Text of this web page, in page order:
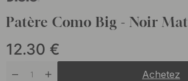
Patère Como Big - Noir Mat
12.30 €
Achetez